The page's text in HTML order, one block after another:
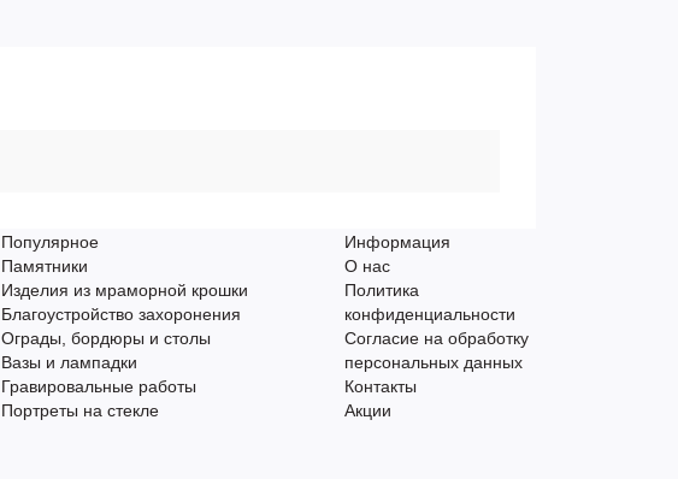
Популярное
Памятники
Изделия из мраморной крошки
Благоустройство захоронения
Ограды, бордюры и столы
Вазы и лампадки
Гравировальные работы
Портреты на стекле
Информация
О нас
Политика
конфиденциальности
Согласие на обработку
персональных данных
Контакты
Акции